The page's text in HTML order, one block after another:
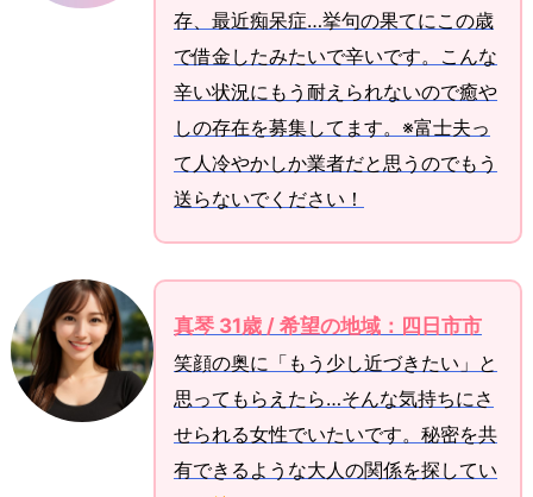
存、最近痴呆症…挙句の果てにこの歳
で借金したみたいで辛いです。こんな
辛い状況にもう耐えられないので癒や
しの存在を募集してます。※富士夫っ
て人冷やかしか業者だと思うのでもう
送らないでください！
真琴 31歳 / 希望の地域：四日市市
笑顔の奥に「もう少し近づきたい」と
思ってもらえたら…そんな気持ちにさ
せられる女性でいたいです。秘密を共
有できるような大人の関係を探してい